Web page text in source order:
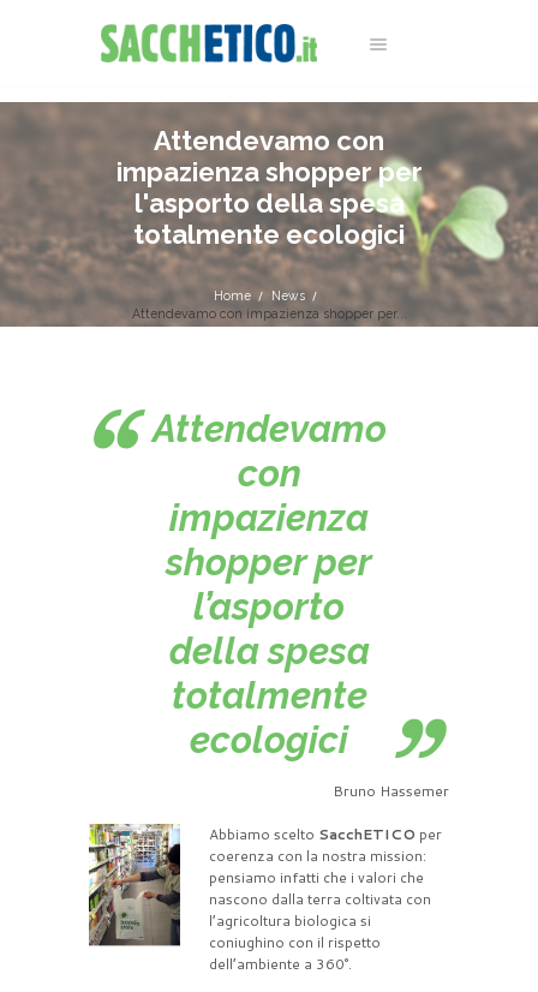
Attendevamo con
impazienza shopper per
l'asporto della spesa
totalmente ecologici
Home
News
Attendevamo con impazienza shopper per...
Attendevamo
con
impazienza
shopper per
l’asporto
della spesa
totalmente
ecologici
Bruno Hassemer
Abbiamo scelto SacchETICO per
coerenza con la nostra mission:
pensiamo infatti che i valori che
nascono dalla terra coltivata con
l’agricoltura biologica si
coniughino con il rispetto
dell’ambiente a 360°.